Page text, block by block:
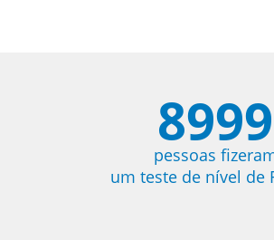
8999
pessoas
um teste de nível de